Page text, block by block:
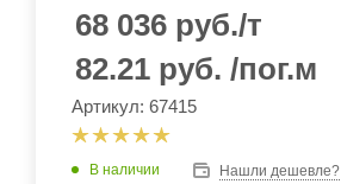
68 036 руб./т
82.21 руб. /пог.м
Артикул: 67415
В наличии Нашли дешевле?